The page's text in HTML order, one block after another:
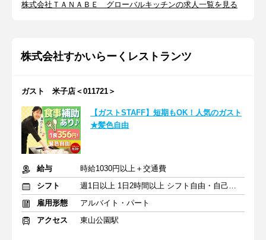
株式会社ＴＡＮＡＢＥ グローバルキッチンの求人一覧を見る
株式会社すかいらーくレストランツ
ガスト 米子店＜011721＞
【ガストSTAFF】短期もOK！人気のガスト
★髪色自由
給与
時給1030円以上＋交通費
シフト
週1日以上 1日2時間以上 シフト自由・自己申告
雇用形態
アルバイト・パート
アクセス
東山公園駅